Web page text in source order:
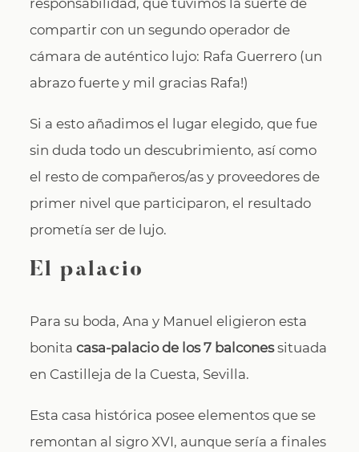
compartir con un segundo operador de
cámara de auténtico lujo: Rafa Guerrero (un
abrazo fuerte y mil gracias Rafa!)
Si a esto añadimos el lugar elegido, que fue
sin duda todo un descubrimiento, así como
el resto de compañeros/as y proveedores de
primer nivel que participaron, el resultado
prometía ser de lujo.
El palacio
Para su boda, Ana y Manuel eligieron esta
bonitacasa-palacio de los 7 balconessituada
en Castilleja de la Cuesta, Sevilla.
Esta casa histórica posee elementos que se
remontan al sigro XVI, aunque sería a finales